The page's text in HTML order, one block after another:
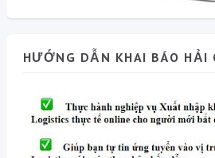
HƯỚNG DẪN KHAI BÁO HẢI